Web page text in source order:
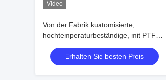
Video
Von der Fabrik kuatomisierte,
hochtemperaturbeständige, mit PTFE
ausgekleidete Faltenbalgtypen
Erhalten Sie besten Preis